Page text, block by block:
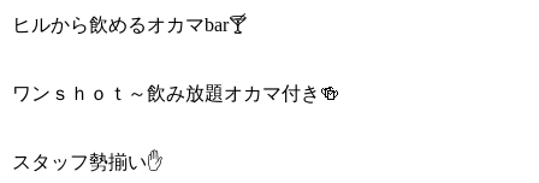
ヒルから飲めるオカマbar🍸
ワンｓｈｏｔ～飲み放題オカマ付き🍻
スタッフ勢揃い✋